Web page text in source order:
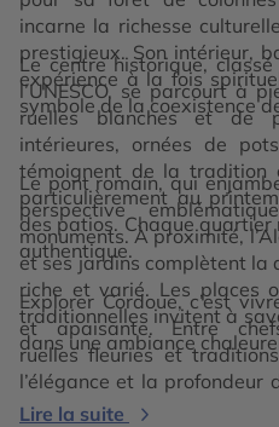
incarne la richesse
prestigieux. Son intérieur,
expérience à la fois
symbole de la coexistence
Le centre historique,
l’UNESCO, se parcourt à
ruelles blanches et de
intérieures, ornées de
témoignent de la tradition
particulièrement au
des patios. Chaque
authentique.
Le pont romain, qui
perspective
monuments. À proximité,
et ses jardins complètent la
riche et varié. Les places
traditionnelles invitent à
dans une ambiance
Explorer Cordoue, c’est
et apaisante. Entre
ruelles fleuries et
l’élégance et la profondeur
incontournable, où
Lire la suite